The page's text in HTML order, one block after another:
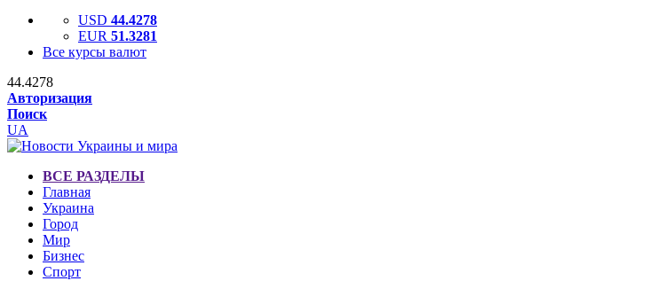
USD 44.4278
EUR 51.3281
Все курсы валют
44.4278
Авторизация
Поиск
UA
ВСЕ РАЗДЕЛЫ
Главная
Украина
Город
Мир
Бизнес
Спорт